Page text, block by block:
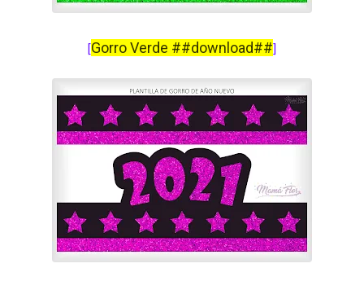
[Gorro Verde ##download##]